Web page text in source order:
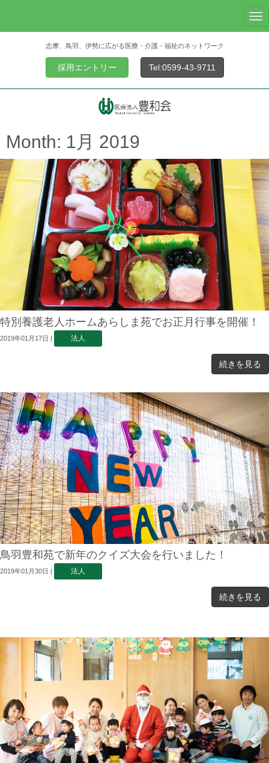
N
a
a
志摩、鳥羽、伊勢に広がる医療・介護・福祉のネットワーク
採用エントリー Tel:0599-43-9711
Month: 1月 2019
特別養護老人ホームあらしま苑でお正月行事を開催！
2019年01月17日 | 法人
続きを見る
鳥羽豊和苑で新年のクイズ大会を行いました！
2019年01月30日 法人
続きを見る